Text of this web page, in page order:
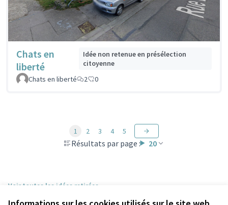
Chats en
liberté
Idée non retenue en présélection
citoyenne
Chats en liberté
2 0
Résultats par page : 20
1 2 3 4 5
Voir toutes les idées retirées